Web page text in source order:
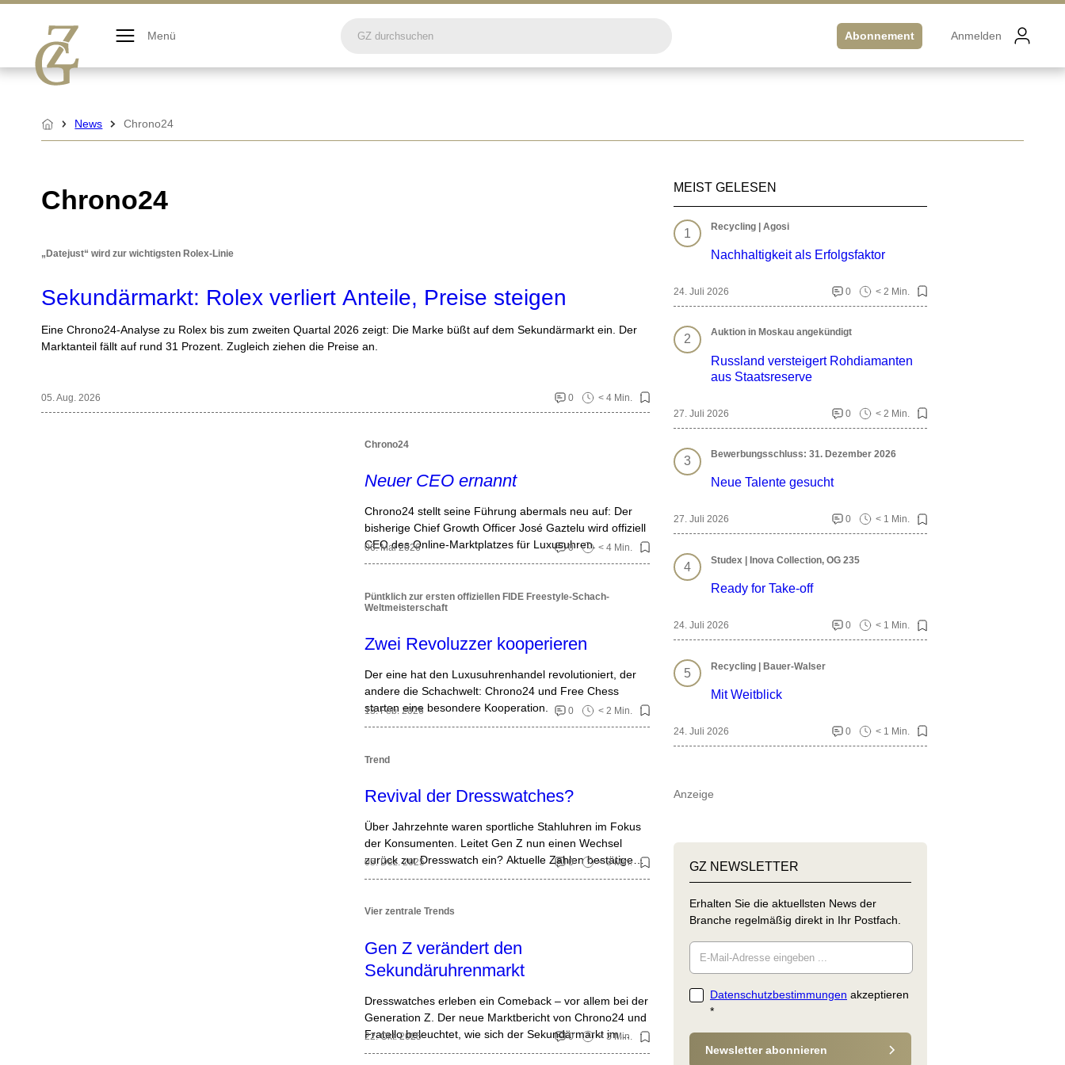
springen
Menü Abonnement Anmelden
Startseite
News Chrono24
Chrono24
„Datejust“ wird zur wichtigsten Rolex-Linie
Sekundärmarkt: Rolex verliert Anteile, Preise steigen
Eine Chrono24-Analyse zu Rolex bis zum zweiten Quartal 2026 zeigt: Die Marke büßt auf dem Sekundärmarkt ein. Der
Marktanteil fällt auf rund 31 Prozent. Zugleich ziehen die Preise an.
05. Aug. 2026 0 < 4 Min.
Chrono24
Neuer CEO ernannt
Chrono24 stellt seine Führung abermals neu auf: Der
bisherige Chief Growth Officer José Gaztelu wird offiziell
CEO des Online-Marktplatzes für Luxusuhren.
06. Mai 2026 0 < 4 Min.
Püntklich zur ersten offiziellen FIDE Freestyle-Schach-
Weltmeisterschaft
Zwei Revoluzzer kooperieren
Der eine hat den Luxusuhrenhandel revolutioniert, der
andere die Schachwelt: Chrono24 und Free Chess
starten eine besondere Kooperation.
13. Feb. 2026 0 < 2 Min.
Trend
Revival der Dresswatches?
Über Jahrzehnte waren sportliche Stahluhren im Fokus
der Konsumenten. Leitet Gen Z nun einen Wechsel
zurück zur Dresswatch ein? Aktuelle Zahlen bestätigen
die These.
05. Dez. 2025 0 < 3 Min.
Vier zentrale Trends
Gen Z verändert den
Sekundäruhrenmarkt
Dresswatches erleben ein Comeback – vor allem bei der
Generation Z. Der neue Marktbericht von Chrono24 und
Fratello beleuchtet, wie sich der Sekundärmarkt im
ersten Halbjahr 2025 entwickelt hat.
22. Okt. 2025 0 < 3 Min.
MEIST GELESEN
Recycling | Agosi
Nachhaltigkeit als Erfolgsfaktor
24. Juli 2026 0 < 2 Min.
Auktion in Moskau angekündigt
Russland versteigert Rohdiamanten
aus Staatsreserve
27. Juli 2026 0 < 2 Min.
Bewerbungsschluss: 31. Dezember 2026
Neue Talente gesucht
27. Juli 2026 0 < 1 Min.
Studex | Inova Collection, OG 235
Ready for Take-off
24. Juli 2026 0 < 1 Min.
Recycling | Bauer-Walser
Mit Weitblick
24. Juli 2026 0 < 1 Min.
Anzeige
GZ NEWSLETTER
Erhalten Sie die aktuellsten News der
Branche regelmäßig direkt in Ihr Postfach.
Datenschutzbestimmungen akzeptieren
*
Newsletter abonnieren